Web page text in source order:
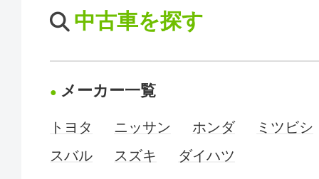
中古車を探す
メーカー一覧
トヨタ ニッサン ホンダ
ミツビシ
スバル
スズキ ダイハツ